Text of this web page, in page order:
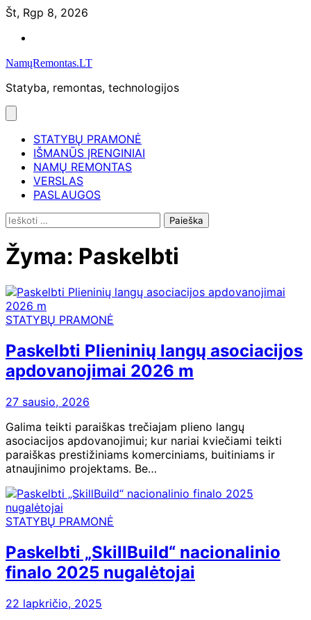
Skip
content
Št, Rgp 8, 2026
NamųRemontas.LT
Statyba, remontas, technologijos
STATYBŲ PRAMONĖ
IŠMANŪS ĮRENGINIAI
NAMŲ REMONTAS
VERSLAS
PASLAUGOS
Ieškoti:
Žyma: Paskelbti
STATYBŲ PRAMONĖ
Paskelbti Plieninių langų asociacijos
apdovanojimai 2026 m
27 sausio, 2026
Galima teikti paraiškas trečiajam plieno langų
asociacijos apdovanojimui; kur nariai kviečiami teikti
paraiškas prestižiniams komerciniams, buitiniams ir
atnaujinimo projektams. Be…
STATYBŲ PRAMONĖ
Paskelbti „SkillBuild“ nacionalinio
finalo 2025 nugalėtojai
22 lapkričio, 2025